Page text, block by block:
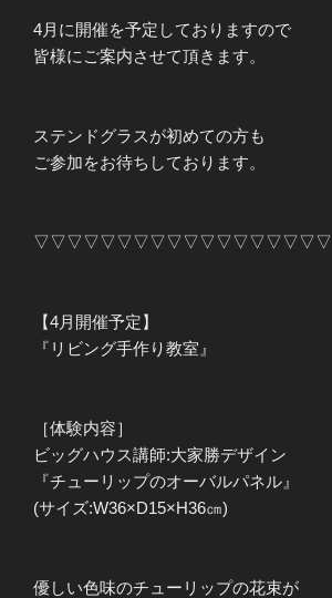
4月に開催を予定しておりますので
皆様にご案内させて頂きます。
ステンドグラスが初めての方も
ご参加をお待ちしております。
▽▽▽▽▽▽▽▽▽▽▽▽▽▽▽▽▽▽
【4月開催予定】
『リビング手作り教室』
［体験内容］
ビッグハウス講師:大家勝デザイン
『チューリップのオーバルパネル』
(サイズ:W36×D15×H36㎝)
優しい色味のチューリップの花束が